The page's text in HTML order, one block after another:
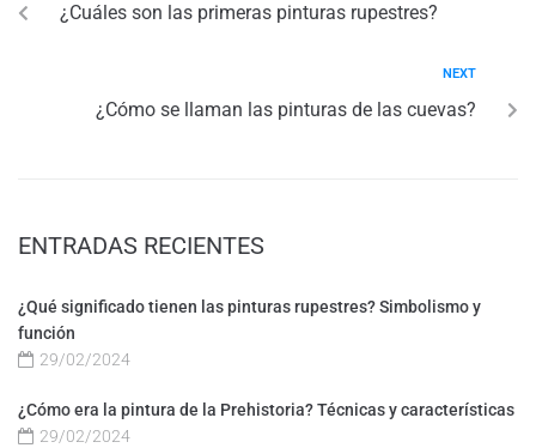
¿Cuáles son las primeras pinturas rupestres?
NEXT
¿Cómo se llaman las pinturas de las cuevas?
ENTRADAS RECIENTES
¿Qué significado tienen las pinturas rupestres? Simbolismo y
función
29/02/2024
¿Cómo era la pintura de la Prehistoria? Técnicas y características
29/02/2024